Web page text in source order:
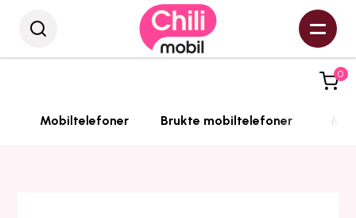
0
Mobiltelefoner Brukte mobiltelefoner